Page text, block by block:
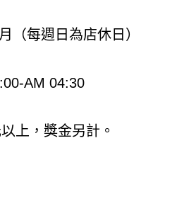
（每週日為店休日）
AM 04:30
上，獎金另計。